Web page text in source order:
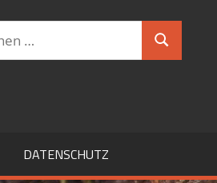
Suchen
DATENSCHUTZ